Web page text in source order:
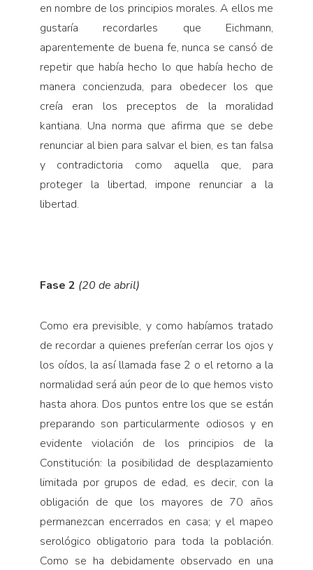
en nombre de los principios morales. A ellos me
gustaría recordarles que Eichmann,
aparentemente de buena fe, nunca se cansó de
repetir que había hecho lo que había hecho de
manera concienzuda, para obedecer los que
creía eran los preceptos de la moralidad
kantiana. Una norma que afirma que se debe
renunciar al bien para salvar el bien, es tan falsa
y contradictoria como aquella que, para
proteger la libertad, impone renunciar a la
libertad.
Fase 2 (20 de abril)
Como era previsible, y como habíamos tratado
de recordar a quienes preferían cerrar los ojos y
los oídos, la así llamada fase 2 o el retorno a la
normalidad será aún peor de lo que hemos visto
hasta ahora. Dos puntos entre los que se están
preparando son particularmente odiosos y en
evidente violación de los principios de la
Constitución: la posibilidad de desplazamiento
limitada por grupos de edad, es decir, con la
obligación de que los mayores de 70 años
permanezcan encerrados en casa; y el mapeo
serológico obligatorio para toda la población.
Como se ha debidamente observado en una